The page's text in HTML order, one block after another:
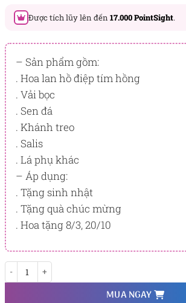
Được tích lũy lên đến 17.000 PointSight.
Đây là số PointSight ước tính bạn sẽ được
sản phẩm hôm nay, tương ứng với quyền lợi
BẠCH KIM
PointSight có giá trị dùng để trừ trực tiếp
đổi quà tặng ưu đãi tại Flowersight.
Đăng nhậphoặc
chính xác nhất dành cho bạn.
– Sản phẩm gồm:
. Hoa lan hồ điệp tím hồng
. Vải bọc
. Sen đá
. Khánh treo
. Salis
. Lá phụ khác
– Áp dụng:
. Tặng sinh nhật
. Tặng quà chúc mừng
. Hoa tặng 8/3, 20/10
Brilliant số lượng
MUA NGAY